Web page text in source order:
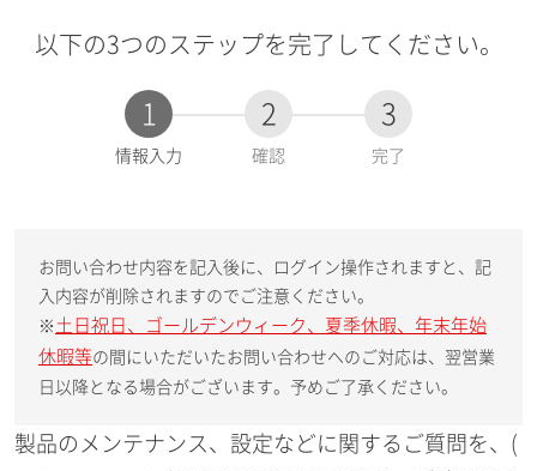
以下の3つのステップを完了してください。
1
現
情報入力
2
確認
3
完了
お問い合わせ内容を記入後に、ログイン操作されますと、記
入内容が削除されますのでご注意ください。
※ 土日祝日、ゴールデンウィーク、夏季休暇、年末年始
休暇等の間にいただいたお問い合わせへのご対応は、翌営業
日以降となる場合がございます。予めご了承ください。
製品のメンテナンス、設定などに関するご質問を、(